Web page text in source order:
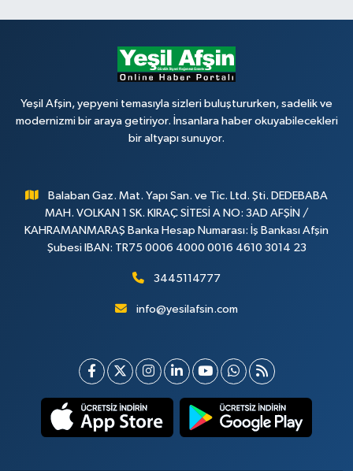
Yeşil Afşin, yepyeni temasıyla sizleri buluştururken, sadelik ve
modernizmi bir araya getiriyor. İnsanlara haber okuyabilecekleri
bir altyapı sunuyor.
Balaban Gaz. Mat. Yapı San. ve Tic. Ltd. Şti. DEDEBABA
MAH. VOLKAN 1 SK. KIRAÇ SİTESİ A NO: 3AD AFŞİN /
KAHRAMANMARAŞ Banka Hesap Numarası: İş Bankası Afşin
Şubesi IBAN: TR75 0006 4000 0016 4610 3014 23
3445114777
info@yesilafsin.com